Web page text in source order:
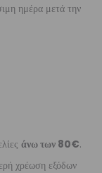
ημέρα μετά την
άνω των 80€.
χρέωση εξόδων